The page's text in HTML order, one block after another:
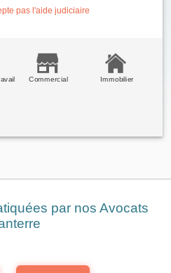
pas l'aide judiciaire
Commercial Immobilier
par nos Avocats